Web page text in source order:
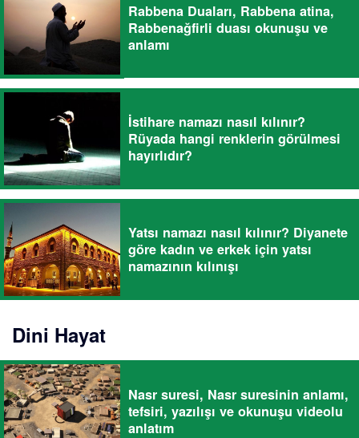
Rabbena Duaları, Rabbena atina,
Rabbenağfirli duası okunuşu ve
anlamı
İstihare namazı nasıl kılınır?
Rüyada hangi renklerin görülmesi
hayırlıdır?
Yatsı namazı nasıl kılınır? Diyanete
göre kadın ve erkek için yatsı
namazının kılınışı
Dini Hayat
Nasr suresi, Nasr suresinin anlamı,
tefsiri, yazılışı ve okunuşu videolu
anlatım